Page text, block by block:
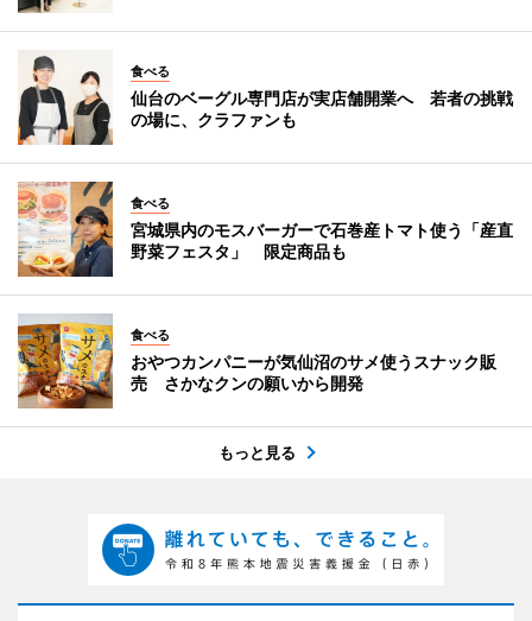
食べる
仙台のベーグル専門店が実店舗開業へ 若者の挑戦
の場に、クラファンも
食べる
宮城県内のモスバーガーで石巻産トマト使う「産直
野菜フェスタ」 限定商品も
食べる
おやつカンパニーが気仙沼のサメ使うスナック販
売 さかなクンの願いから開発
もっと見る